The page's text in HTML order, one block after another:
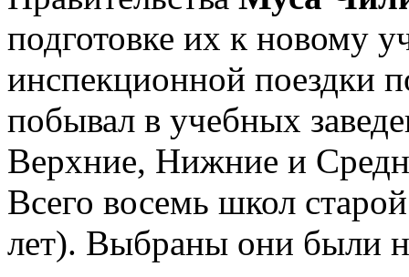
подготовке их к новому
инспекционной поездки
побывал в учебных
Верхние, Нижние и
Всего восемь школ
лет). Выбраны они были